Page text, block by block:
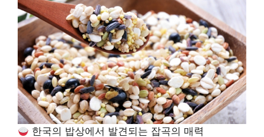
한국의 밥상에서 발견되는 잡곡의 매력